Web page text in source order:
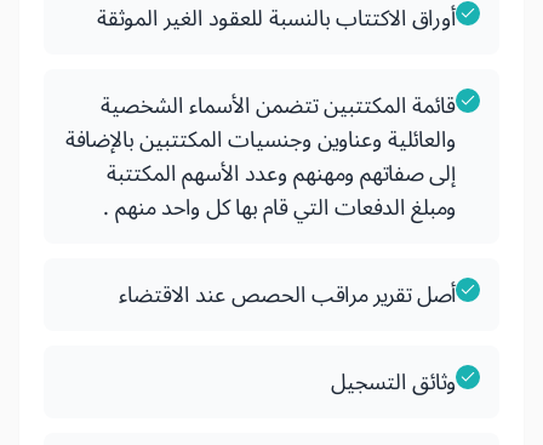
أوراق الاكتتاب بالنسبة للعقود الغير الموثقة
قائمة المكتتبين تتضمن الأسماء الشخصية
والعائلية وعناوين وجنسيات المكتتبين بالإضافة
إلى صفاتهم ومهنهم وعدد الأسهم المكتتبة
ومبلغ الدفعات التي قام بها كل واحد منهم .
أصل تقرير مراقب الحصص عند الاقتضاء
وثائق التسجيل